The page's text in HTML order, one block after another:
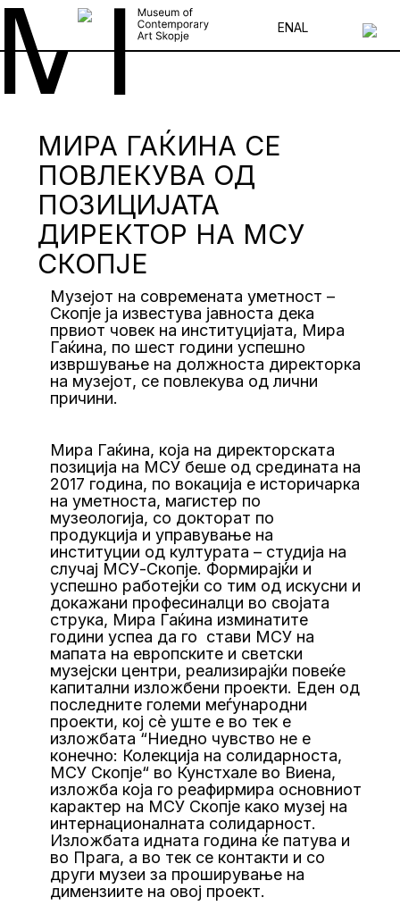
ENAL
МИРА ГАЌИНА СЕ
ПОВЛЕКУВА ОД
ПОЗИЦИЈАТА
ДИРЕКТОР НА МСУ
СКОПЈЕ
Музејот на современата уметност –
Скопје ја известува јавноста дека
првиот човек на институцијата, Мира
Гаќина, по шест години успешно
извршување на должноста директорка
на музејот, се повлекува од лични
причини.
Мира Гаќина, која на директорската
позиција на МСУ беше од средината на
2017 година, по вокација е историчарка
на уметноста, магистер по
музеологија, со докторат по
продукција и управување на
институции од културата – студија на
случај МСУ-Скопје. Формирајќи и
успешно работејќи со тим од искусни и
докажани професиналци во својата
струка, Мира Гаќина изминатите
години успеа да го стави МСУ на
мапата на европските и светски
музејски центри, реализирајќи повеќе
капитални изложбени проекти. Еден од
последните големи меѓународни
проекти, кој сѐ уште е во тек е
изложбата “Ниедно чувство не е
конечно: Колекција на солидарноста,
МСУ Скопје“ во Кунстхале во Виена,
изложба која го реафирмира основниот
карактер на МСУ Скопје како музеј на
интернационалната солидарност.
Изложбата идната година ќе патува и
во Прага, а во тек се контакти и со
други музеи за проширување на
димензиите на овој проект.